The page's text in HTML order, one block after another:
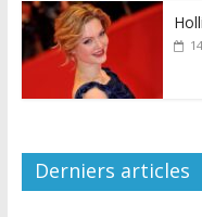
Derniers articles